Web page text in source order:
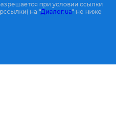
при условии ссылки
на "Диалог.ua" не ниже